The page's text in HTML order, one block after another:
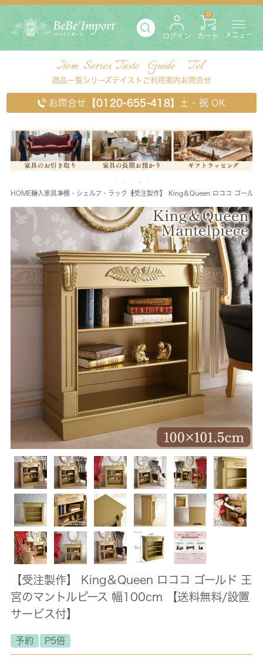
ログイン カート
0
メニュー
Item
商品一覧
Series
シリーズ
Taste
テイスト
Guide
ご利用案内
Tel
お問合せ
お問合せ 【0120-655-418】 土・祝 OK
HOME輸入家具本棚・シェルフ・ラック 【受注製作】 King＆Queen ロココ ゴール
【受注製作】 King＆Queen ロココ ゴールド 王
宮のマントルピース 幅100cm 【送料無料/設置
サービス付】
予約 P5倍